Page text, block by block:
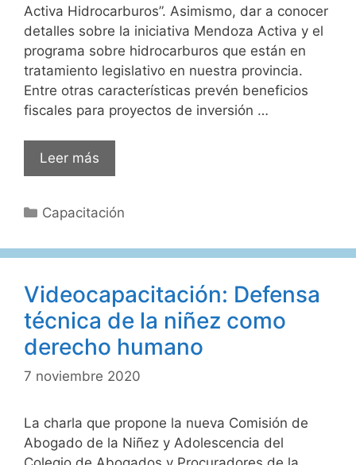
Activa Hidrocarburos”. Asimismo, dar a conocer
detalles sobre la iniciativa Mendoza Activa y el
programa sobre hidrocarburos que están en
tratamiento legislativo en nuestra provincia.
Entre otras características prevén beneficios
fiscales para proyectos de inversión …
Leer más
Impacto
Sector
en
Economía
Provincial
Categorías
Capacitación
Videocapacitación: Defensa
técnica de la niñez como
derecho humano
7 noviembre 2020
La charla que propone la nueva Comisión de
Abogado de la Niñez y Adolescencia del